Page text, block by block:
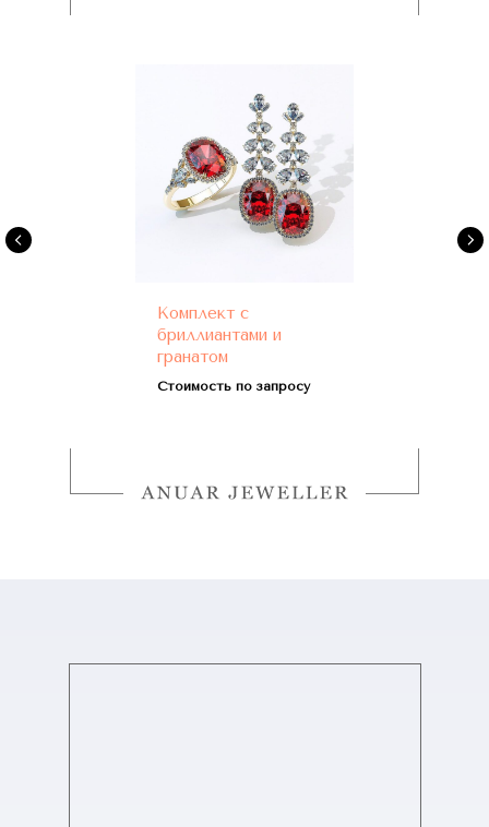
Комплект с
бриллиантами и
гранатом
Стоимость по запросу